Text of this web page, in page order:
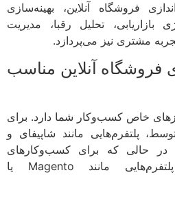
فروشگاه آنلاین، بهینه‌سازی
تحلیل رقبا، مدیریت
مشتری نیز می‌پردازد.
فروشگاه آنلاین مناسب
خاص کسب‌وکار شما دارد. برای
پلتفرم‌هایی مانند شاپیفای و
در حالی که برای کسب‌وکارهای
بزرگ‌تر ممکن است پلتفرم‌هایی مانند Magento یا